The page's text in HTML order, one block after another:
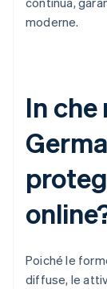
moderne.
In
Poiché le
diffuse, le